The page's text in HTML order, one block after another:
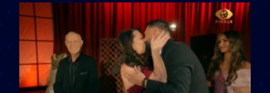
të fituar çmimin e madh